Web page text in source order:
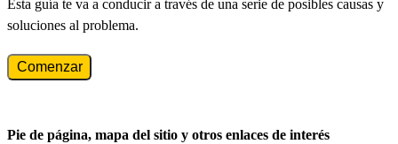
Esta guía te va a conducir a través de una serie de posibles causas y
soluciones al problema.
Comenzar
Pie de página, mapa del sitio y otros enlaces de interés